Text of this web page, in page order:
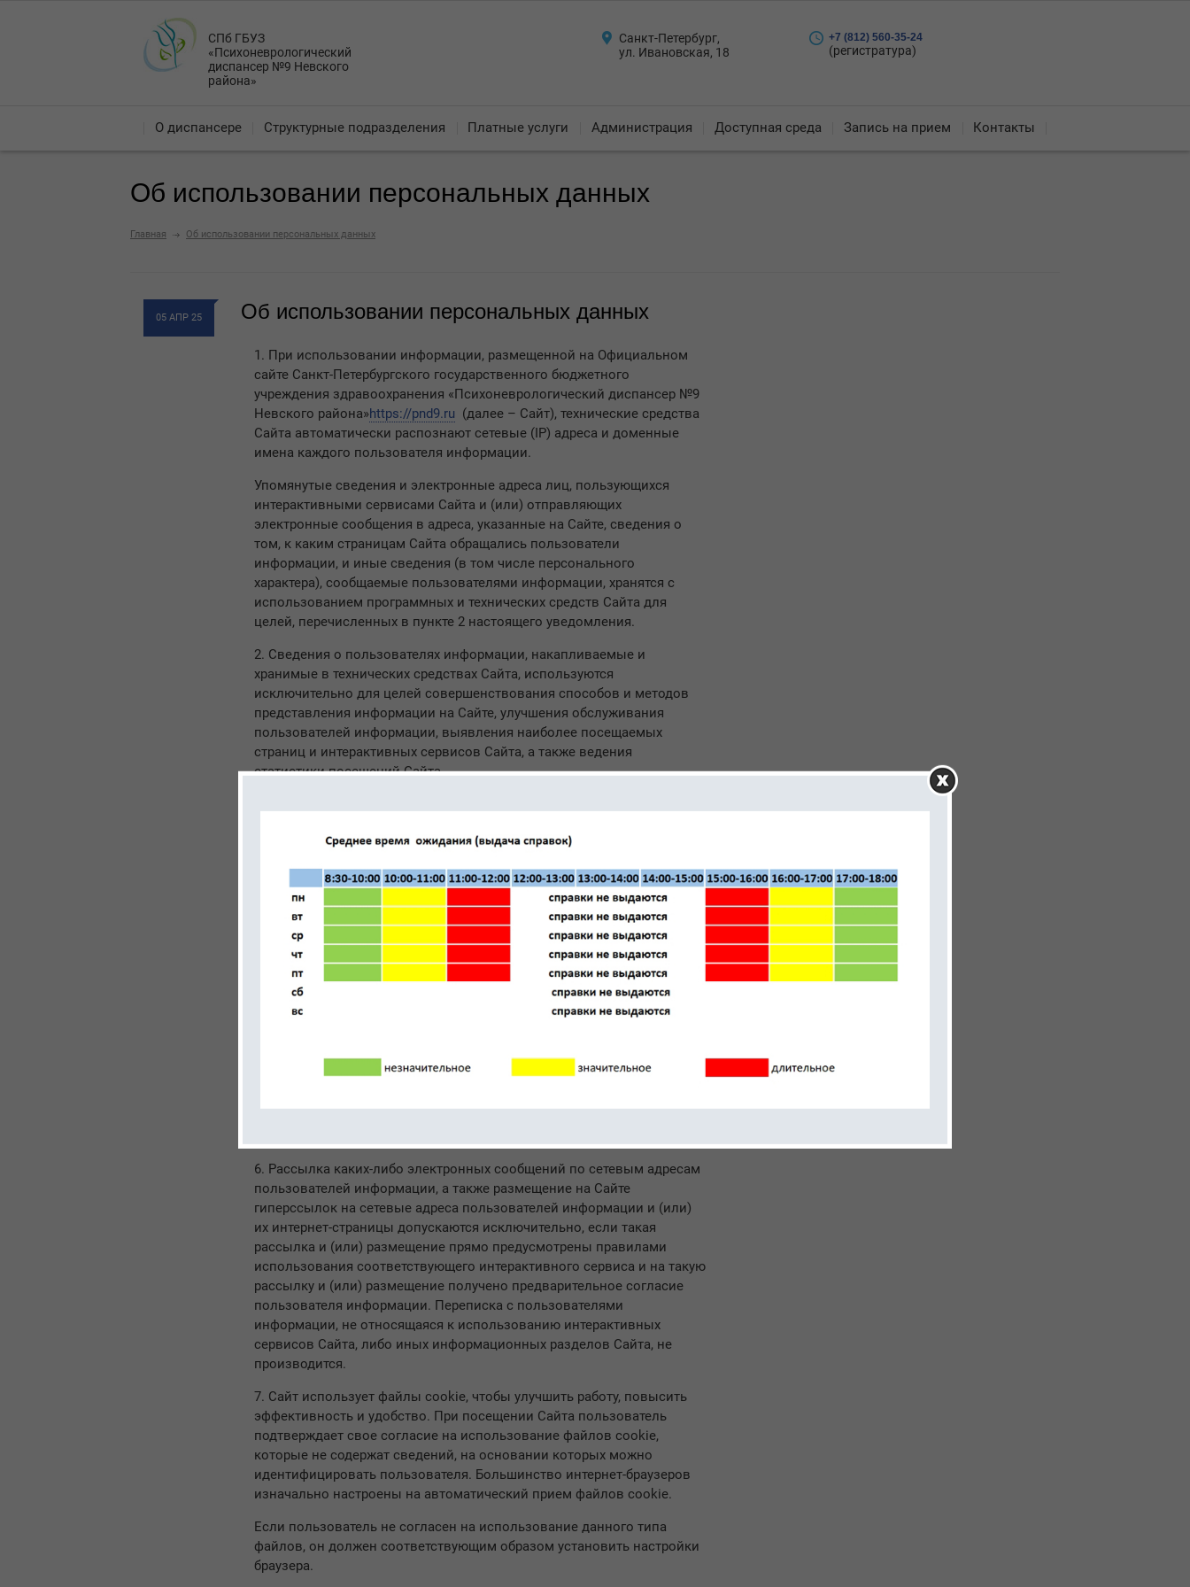
СПб ГБУЗ
«Психоневрологический
диспансер №9 Невского
района»
Санкт-Петербург,
ул. Ивановская, 18
+7 (812) 560-35-24
(регистратура)
О диспансере Структурные подразделения Платные услуги Администрация Доступная среда Запись на прием Контакты
Об использовании персональных данных
Главная Об использовании персональных данных
05 АПР 25 Об использовании персональных данных
1. При использовании информации, размещенной на Официальном
сайте Санкт-Петербургского государственного бюджетного
учреждения здравоохранения «Психоневрологический диспансер №9
Невского района»https://pnd9.ru (далее – Сайт), технические средства
Сайта автоматически распознают сетевые (IP) адреса и доменные
имена каждого пользователя информации.
Упомянутые сведения и электронные адреса лиц, пользующихся
интерактивными сервисами Сайта и (или) отправляющих
электронные сообщения в адреса, указанные на Сайте, сведения о
том, к каким страницам Сайта обращались пользователи
информации, и иные сведения (в том числе персонального
характера), сообщаемые пользователями информации, хранятся с
использованием программных и технических средств Сайта для
целей, перечисленных в пункте 2 настоящего уведомления.
2. Сведения о пользователях информации, накапливаемые и
хранимые в технических средствах Сайта, используются
исключительно для целей совершенствования способов и методов
представления информации на Сайте, улучшения обслуживания
пользователей информации, выявления наиболее посещаемых
страниц и интерактивных сервисов Сайта, а также ведения
статистики посещений Сайта.
образом использована или разглашена.
Доступ к таким сведениям имеют только лица, специально
уполномоченные на проведение работ, указанных в пункте 2
настоящего уведомления и предупрежденные об ответственности за
случайное или умышленное разглашение либо несанкционированное
использование таких сведений.
4. Персональные данные пользователей информации хранятся и
обрабатываются с соблюдением требований российского
5. Какая-либо информация, являющаяся производной по отношению
к сведениям, перечисленным в пункте 1 настоящего уведомления,
6. Рассылка каких-либо электронных сообщений по сетевым адресам
пользователей информации, а также размещение на Сайте
гиперссылок на сетевые адреса пользователей информации и (или)
их интернет-страницы допускаются исключительно, если такая
рассылка и (или) размещение прямо предусмотрены правилами
использования соответствующего интерактивного сервиса и на такую
рассылку и (или) размещение получено предварительное согласие
пользователя информации. Переписка с пользователями
информации, не относящаяся к использованию интерактивных
сервисов Сайта, либо иных информационных разделов Сайта, не
производится.
7. Сайт использует файлы cookie, чтобы улучшить работу, повысить
эффективность и удобство. При посещении Сайта пользователь
подтверждает свое согласие на использование файлов cookie,
которые не содержат сведений, на основании которых можно
идентифицировать пользователя. Большинство интернет-браузеров
изначально настроены на автоматический прием файлов cookie.
Если пользователь не согласен на использование данного типа
файлов, он должен соответствующим образом установить настройки
браузера.